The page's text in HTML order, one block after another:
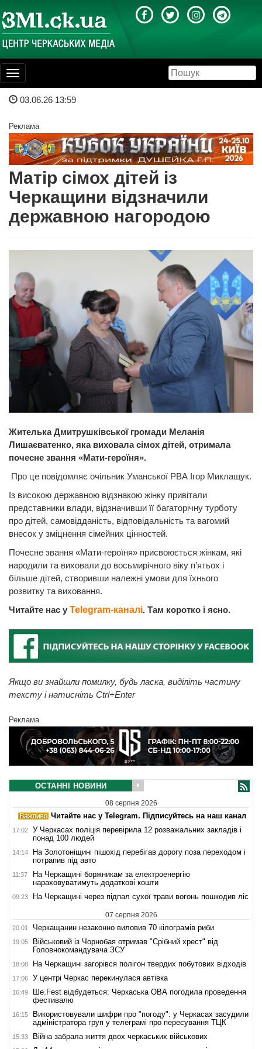
Toggle
navigation
03.06.26 13:59
Реклама
Матір сімох дітей із
Черкащини відзначили
державною нагородою
Жителька Дмитрушківської громади Меланія
Лишаєватенко, яка виховала сімох дітей, отримала
почесне звання «Мати-героїня».
Про це повідомляє очільник Уманської РВА Ігор Миклащук.
Із високою державною відзнакою жінку привітали
представники влади, відзначивши її багаторічну турботу
про дітей, самовідданість, відповідальність та вагомий
внесок у зміцнення сімейних цінностей.
Почесне звання «Мати-героїня» присвоюється жінкам, які
народили та виховали до восьмирічного віку п’ятьох і
більше дітей, створивши належні умови для їхнього
розвитку та виховання.
Читайте нас у Telegram-каналі. Там коротко і ясно.
Якщо ви знайшли помилку, будь ласка, виділіть частину
тексту і натисніть Ctrl+Enter
Реклама
ОСТАННІ НОВИНИ
08 серпня 2026
Читайте нас у Telegram. Підписуйтесь на наш канал
17:02
У Черкасах поліція перевірила 12 розважальних закладів і
понад 100 людей
14:14
На Золотоніщині пішохід перебігав дорогу поза переходом і
потрапив під авто
11:37
На Черкащині боржникам за електроенергію
нараховуватимуть додаткові кошти
09:23 На Черкащині через підпал сухої трави вогонь пошкодив ліс
07 серпня 2026
20:01 Черкащанин незаконно виловив 70 кілограмів риби
19:05
Військовий із Чорнобая отримав "Срібний хрест" від
Головнокомандувача ЗСУ
18:08 На Черкащині загорівся полігон твердих побутових відходів
17:06 У центрі Черкас перекинулася автівка
16:49
Ше.Fest відбудеться: Черкаська ОВА погодила проведення
фестивалю
16:15
Використовували шифри про "погоду": у Черкасах засудили
адміністратора груп у телеграмі про пересування ТЦК
15:33 Війна забрала життя двох черкаських військових